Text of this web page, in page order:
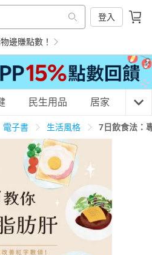
登入
邊賺點數！
養生保健
親子玩具
民生用品 居家 3C
電子書 生活風格 7日飲食法：